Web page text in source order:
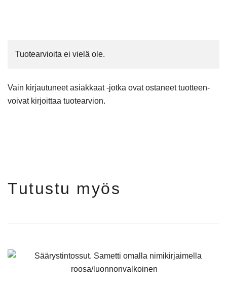
Tuotearvioita ei vielä ole.
Vain kirjautuneet asiakkaat -jotka ovat ostaneet tuotteen-
voivat kirjoittaa tuotearvion.
Tutustu myös